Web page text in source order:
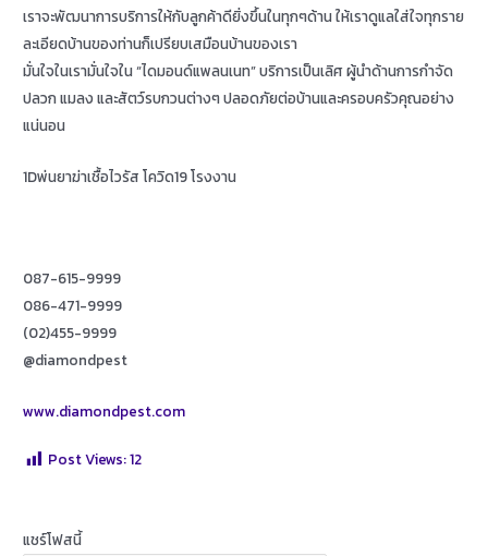
เราจะพัฒนาการบริการให้กับลูกค้าดียิ่งขึ้นในทุกๆด้าน ให้เราดูแลใส่ใจทุกราย
ละเอียดบ้านของท่านก็เปรียบเสมือนบ้านของเรา
มั่นใจในเรามั่นใจใน “ไดมอนด์แพลนเนท” บริการเป็นเลิศ ผู้นำด้านการกำจัด
ปลวก แมลง และสัตว์รบกวนต่างๆ ปลอดภัยต่อบ้านและครอบครัวคุณอย่าง
แน่นอน
1Dพ่นยาฆ่าเชื้อไวรัส โควิด19 โรงงาน
087-615-9999
086-471-9999
(02)455-9999
@diamondpest
www.diamondpest.com
Post Views:12
แชร์โฟสนี้